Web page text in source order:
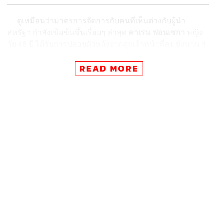
ดูเหมือนว่ามาตรการจัดการกับคนที่เห็นต่างกับผู้นำ
ประธานาธิบดีคนที่ 45 ของประเทศอย่างโดนัลด์ ทรัมป์
สติกเกอร์ที่กำลังถูกถกเถียงนี้ระบุข้อความว่า “ไปตายซะ
READ MORE